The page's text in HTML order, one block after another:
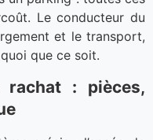
Le conducteur du
et le transport,
que ce soit.
: pièces,